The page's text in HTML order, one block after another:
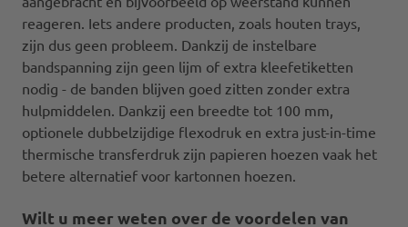
reageren. Iets andere producten, zoals houten trays,
zijn dus geen probleem. Dankzij de instelbare
bandspanning zijn geen lijm of extra kleefetiketten
nodig - de banden blijven goed zitten zonder extra
hulpmiddelen. Dankzij een breedte tot 100 mm,
optionele dubbelzijdige flexodruk en extra just-in-time
thermische transferdruk zijn papieren hoezen vaak het
betere alternatief voor kartonnen hoezen.
Wilt u meer weten over de voordelen van